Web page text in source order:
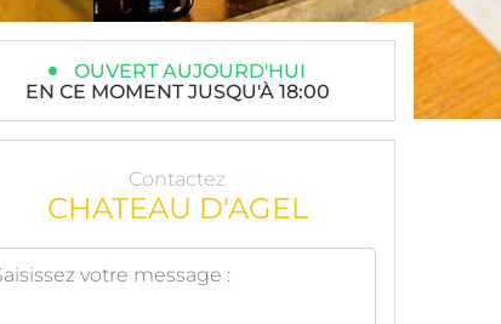
OUVERT AUJOURD'HUI
EN CE MOMENT JUSQU'À 18:00
Contactez
CHATEAU D'AGEL